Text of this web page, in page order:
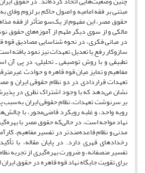
مبتنی بر فقه امامیه و اصول حاکم بر لزوم
حقوق مصر، این مفهوم از یک‌سو متأثر از فقه
مالکی و از سوی دیگر ملهم از آموزه‌های حقوق
در مبانی فکری، در نحوه شناسایی مصادیق قوه
سازوکار رفع یا تعدیل تعهدات نیز نمود یافته
تطبیقی و با روش توصیفی ـ تحلیلی، در پی
مفاهیم و تمایز میان قوه قاهره و حوادث
تعهدات قراردادی در دو نظام حقوقی ایران و
نشان می‌دهد که با وجود اشتراک نظری در
بر سرنوشت تعهدات، نظام حقوقی ایران به‌سبب
رویه واحد، و غلبه رویکرد قاضی‌محور، با
نهاد مواجه است، در حالی‌که حقوق مصر با
مدنی و نظام قاعده‌مندتر در تفسیر مفاهیم،
رخدادهای قهری دارد. در پایان مقاله، با
تفسیر منصفانه، و ضرورت بهره‌گیری از تجربه
برای تقویت جایگاه نهاد قوه قاهره در حقوق